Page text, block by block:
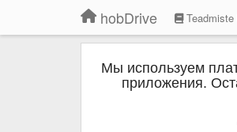
hobDrive Teadmiste
Мы используем
приложения.